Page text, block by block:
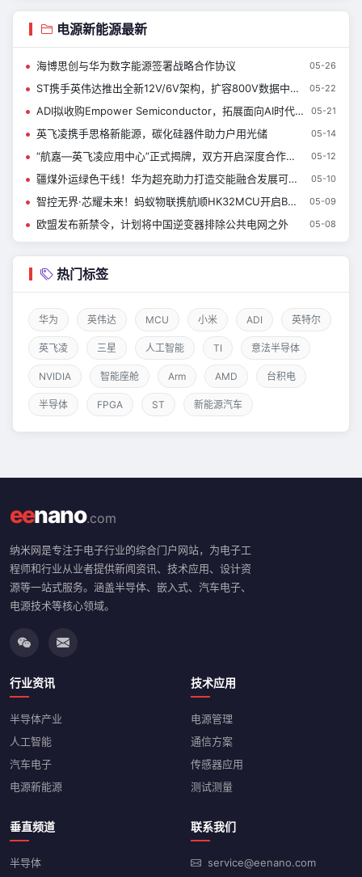
电源新能源最新
海博思创与华为数字能源签署战略合作协议 05-26
ST携手英伟达推出全新12V/6V架构，扩容800V数据中心电源产品 05-22
ADI拟收购Empower Semiconductor，拓展面向AI时代的新一代高密度电源产品组合 05-21
英飞凌携手思格新能源，碳化硅器件助力户用光储 05-14
“航嘉—英飞凌应用中心”正式揭牌，双方开启深度合作新篇章 05-12
疆煤外运绿色干线！华为超充助力打造交能融合发展可视化范本 05-10
智控无界·芯耀未来！蚂蚁物联携航顺HK32MCU开启BMS时代先享计划 05-09
欧盟发布新禁令，计划将中国逆变器排除公共电网之外 05-08
热门标签
华为 英伟达 MCU 小米 ADI 英特尔
英飞凌 三星 人工智能 TI 意法半导体
NVIDIA 智能座舱 Arm AMD 台积电
半导体 FPGA ST 新能源汽车
eenano.com
纳米网是专注于电子行业的综合门户网站，为电子工
程师和行业从业者提供新闻资讯、技术应用、设计资
源等一站式服务。涵盖半导体、嵌入式、汽车电子、
电源技术等核心领域。
行业资讯
半导体产业
人工智能
汽车电子
电源新能源
技术应用
电源管理
通信方案
传感器应用
测试测量
垂直频道
半导体
联系我们
service@eenano.com